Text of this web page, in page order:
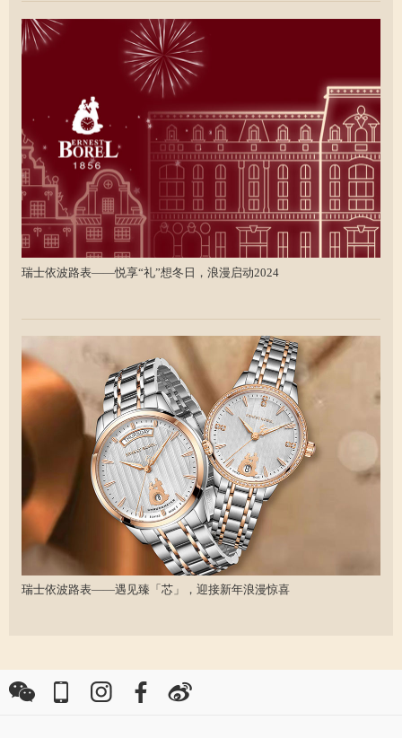
瑞士依波路表——悦享“礼”想冬日，浪漫启动2024
瑞士依波路表——遇见臻「芯」，迎接新年浪漫惊喜